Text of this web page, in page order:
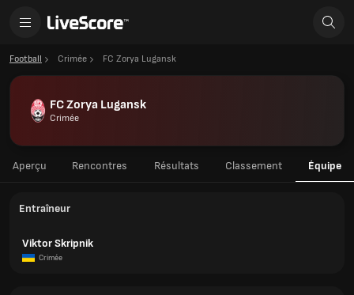
Football Crimée FC Zorya Lugansk
FC Zorya Lugansk
Crimée
Aperçu Rencontres Résultats Classement Équipe
Entraîneur
Viktor Skripnik
Crimée